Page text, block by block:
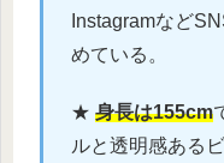
Instagramなど
めている。
★身長は155cm
ルと透明感ある